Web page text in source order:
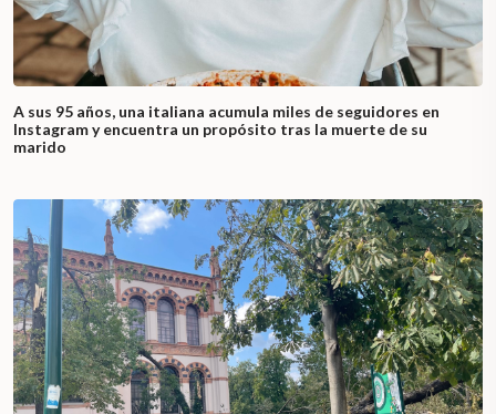
A sus 95 años, una italiana acumula miles de seguidores en
Instagram y encuentra un propósito tras la muerte de su
marido